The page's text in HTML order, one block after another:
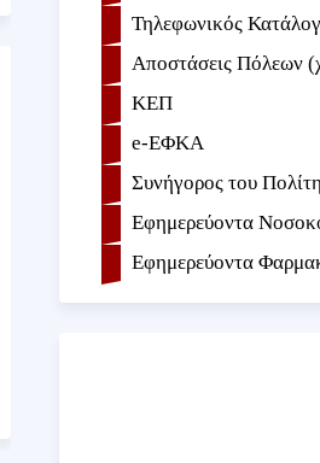
Τηλεφωνικός
Αποστάσεις Πόλεων
ΚΕΠ
e-ΕΦKA
Συνήγορος του Πολίτη
Εφημερεύοντα
Εφημερεύοντα